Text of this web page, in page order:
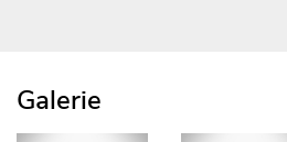
Galerie